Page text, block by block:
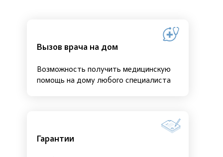
Вызов врача на дом
Возможность получить медицинскую
помощь на дому любого специалиста
Гарантии